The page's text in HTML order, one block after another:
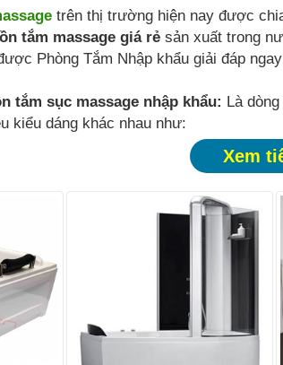
trên thị trường hiện nay được
tắm massage giá rẻ sản xuất trong
Phòng Tắm Nhập khẩu giải đáp
tắm sục massage nhập khẩu: Là
kiểu dáng khác nhau như:
Xem